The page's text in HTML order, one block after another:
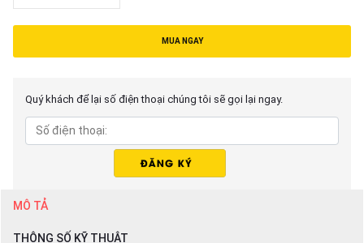
MUA NGAY
Quý khách để lại số điện thoại chúng tôi sẽ gọi lại ngay.
MÔ TẢ
THÔNG SỐ KỸ THUẬT
Tiếng